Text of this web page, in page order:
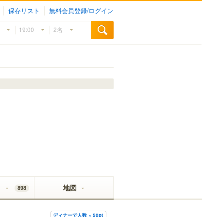
保存リスト 無料会員登録/ログイン
898 地図
ディナーで人数 × 50pt